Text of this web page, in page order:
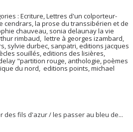
:Ecriture,Lettres d'un colporteur-
cendrars,la prose du transsibérien et de
chauveau, sonia delaunay la vie
rimbaud, lettre à georges izambard,
, sylvie durbec, sanpatri,editions jacques
souillés,editions des lisières,
"partition rouge, anthologie,poèmes
du nord, editions points,michael
des fils d'azur / les passer au bleu de...